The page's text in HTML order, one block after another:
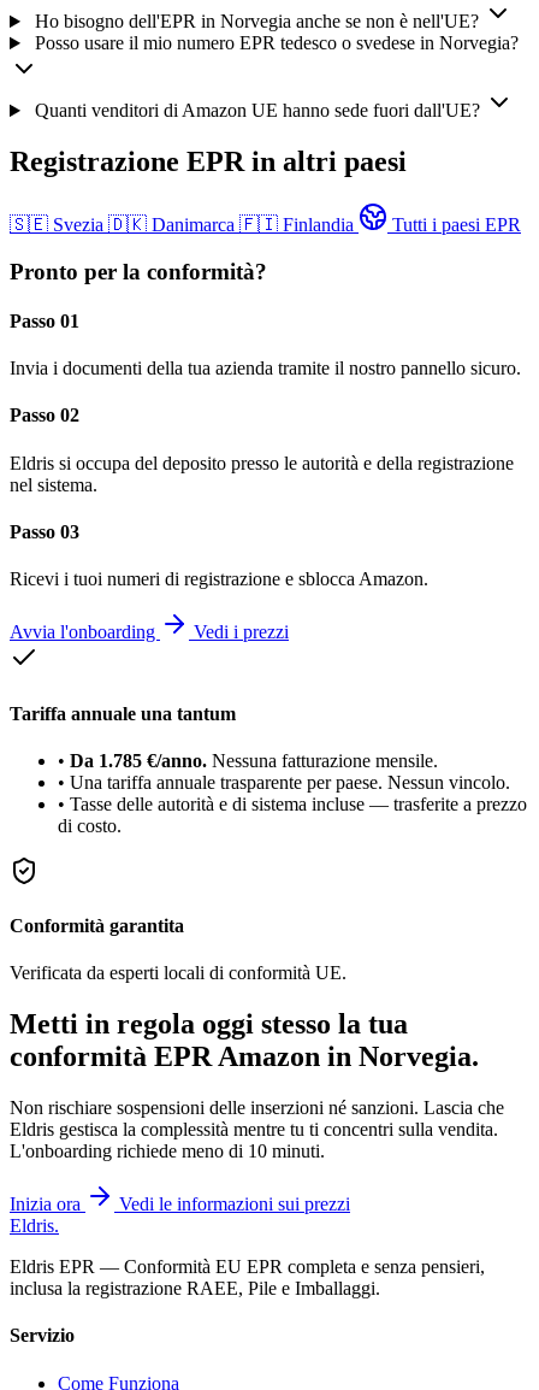
Ho bisogno dell'EPR in Norvegia anche se non è nell'UE?
Posso usare il mio numero EPR tedesco o svedese in Norvegia?
Quanti venditori di Amazon UE hanno sede fuori dall'UE?
Registrazione EPR in altri paesi
🇸🇪 Svezia 🇩🇰 Danimarca 🇫🇮 Finlandia Tutti i paesi EPR
Pronto per la conformità?
Passo 01
Invia i documenti della tua azienda tramite il nostro pannello sicuro.
Passo 02
Eldris si occupa del deposito presso le autorità e della registrazione
nel sistema.
Passo 03
Ricevi i tuoi numeri di registrazione e sblocca Amazon.
Avvia l'onboarding Vedi i prezzi
Tariffa annuale una tantum
• Da 1.785 €/anno. Nessuna fatturazione mensile.
• Una tariffa annuale trasparente per paese. Nessun vincolo.
• Tasse delle autorità e di sistema incluse — trasferite a prezzo
di costo.
Conformità garantita
Verificata da esperti locali di conformità UE.
Metti in regola oggi stesso la tua
conformità EPR Amazon in Norvegia.
Non rischiare sospensioni delle inserzioni né sanzioni. Lascia che
Eldris gestisca la complessità mentre tu ti concentri sulla vendita.
L'onboarding richiede meno di 10 minuti.
Inizia ora
Vedi le informazioni sui prezzi
Eldris.
Eldris EPR — Conformità EU EPR completa e senza pensieri,
inclusa la registrazione RAEE, Pile e Imballaggi.
Servizio
Come Funziona